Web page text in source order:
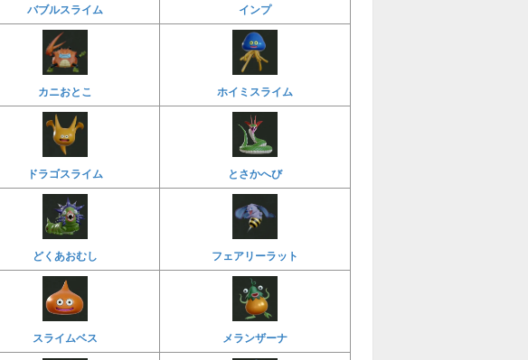
バブルスライム インプ
カニおとこ ホイミスライム
ドラゴスライム とさかへび
どくあおむし フェアリーラット
スライムベス メランザーナ